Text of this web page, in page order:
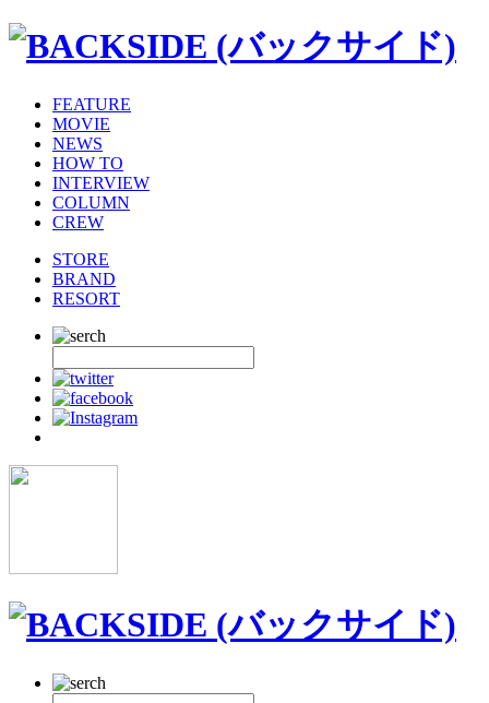
FEATURE
MOVIE
NEWS
HOW TO
INTERVIEW
COLUMN
CREW
STORE
BRAND
RESORT